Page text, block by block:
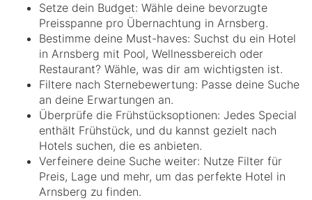
Setze dein Budget: Wähle deine bevorzugte
Preisspanne pro Übernachtung in Arnsberg.
Bestimme deine Must-haves: Suchst du ein Hotel
in Arnsberg mit Pool, Wellnessbereich oder
Restaurant? Wähle, was dir am wichtigsten ist.
Filtere nach Sternebewertung: Passe deine Suche
an deine Erwartungen an.
Überprüfe die Frühstücksoptionen: Jedes Special
enthält Frühstück, und du kannst gezielt nach
Hotels suchen, die es anbieten.
Verfeinere deine Suche weiter: Nutze Filter für
Preis, Lage und mehr, um das perfekte Hotel in
Arnsberg zu finden.